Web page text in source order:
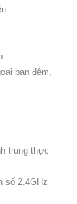
ban đêm,
trung thực
số 2.4GHz